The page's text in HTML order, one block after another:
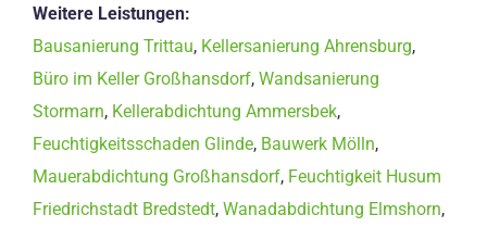
Weitere Leistungen:
Bausanierung Trittau, Kellersanierung Ahrensburg,
Büro im Keller Großhansdorf, Wandsanierung
Stormarn, Kellerabdichtung Ammersbek,
Feuchtigkeitsschaden Glinde, Bauwerk Mölln,
Mauerabdichtung Großhansdorf, Feuchtigkeit Husum
Friedrichstadt Bredstedt, Wanadabdichtung Elmshorn,